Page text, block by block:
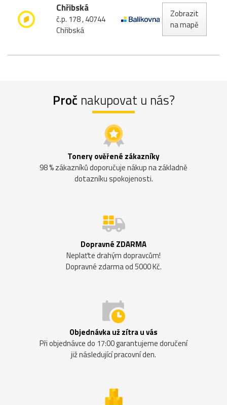
Chřibská
č.p. 178 , 40744
Chřibská
Zobrazit
na mapě
Proč nakupovat u nás?
Tonery ověřené zákazníky
98 % zákazníků doporučuje nákup na základně
dotazníku spokojenosti.
Dopravné ZDARMA
Neplaťte drahým dopravcům!
Dopravné zdarma od 5000 Kč.
Objednávka už zítra u vás
Při objednávce do 17:00 garantujeme doručení
již následující pracovní den.